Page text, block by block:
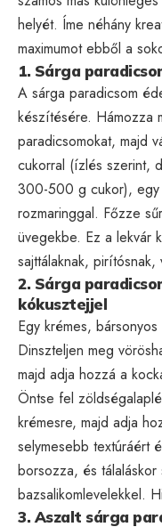
helyét. Íme néhány
maximumot ebből a
1. Sárga
A sárga paradicsom
készítésére. Hámozza
paradicsomokat, majd
cukorral (ízlés szerint,
300-500 g cukor), egy
rozmaringgal. Főzze
üvegekbe. Ez a lekvár
sajttálaknak,
2. Sárga
kókusztejjel
Egy krémes,
Dinszteljen meg
majd adja hozzá a
Öntse fel
krémesre, majd adja
selymesebb textúráért
borsozza, és tálaláskor
bazsalikomlevelekkel.
3. Aszalt sárga